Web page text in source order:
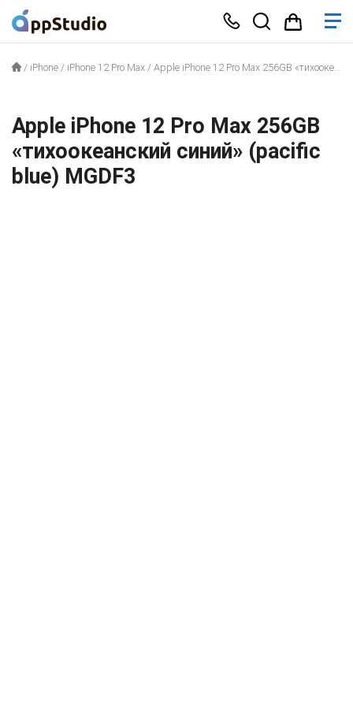
/ iPhone / iPhone 12 Pro Max / Apple iPhone 12 Pro Max 256GB «тихоокеанский синий» (pacific blue) MGDF3
Apple iPhone 12 Pro Max 256GB
«тихоокеанский синий» (pacific
blue) MGDF3